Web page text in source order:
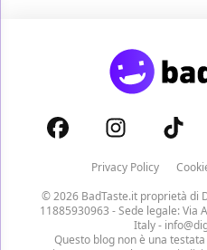
Privacy Policy
© 2026 BadTaste.it proprietà di
11885930963 - Sede legale: Via
Italy -
Questo blog non è una